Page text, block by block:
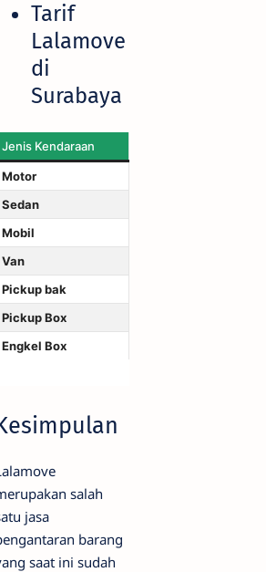
Tarif
Lalamove
di
Surabaya
Jenis Kendaraan
Motor
Sedan
Mobil
Van
Pickup bak
Pickup Box
Engkel Box
salah
jasa
barang
saat ini sudah